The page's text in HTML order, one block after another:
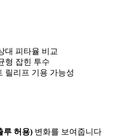
대 피타율 비교
형 잡힌 투수
릴리프 기용 가능성
루 허용) 변화를 보여줍니다